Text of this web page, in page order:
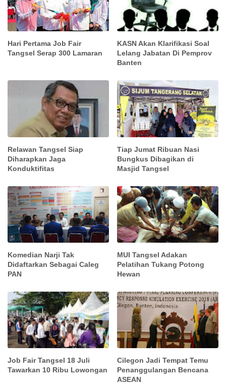
Hari Pertama Job Fair
Tangsel Serap 300 Lamaran
KASN Akan Klarifikasi Soal
Lelang Jabatan Di Pemprov
Banten
Relawan Tangsel Siap
Diharapkan Jaga
Konduktifitas
Tiap Jumat Ribuan Nasi
Bungkus Dibagikan di
Masjid Tangsel
Komedian Narji Tak
Didaftarkan Sebagai Caleg
PAN
MUI Tangsel Adakan
Pelatihan Tukang Potong
Hewan
Job Fair Tangsel 18 Juli
Tawarkan 10 Ribu Lowongan
Cilegon Jadi Tempat Temu
Penanggulangan Bencana
ASEAN